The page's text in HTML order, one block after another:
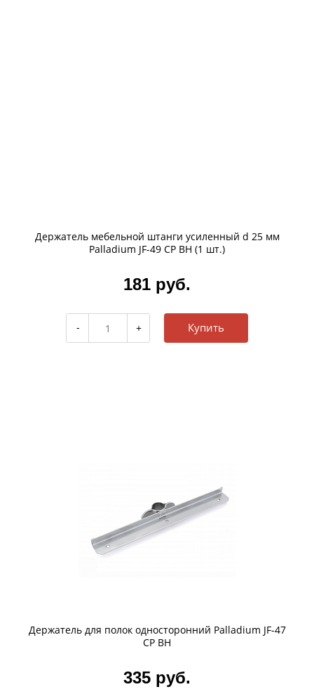
Держатель мебельной штанги усиленный d 25 мм
Palladium JF-49 CP BH (1 шт.)
181 руб.
Купить
Держатель для полок односторонний Palladium JF-47
CP BH
335 руб.